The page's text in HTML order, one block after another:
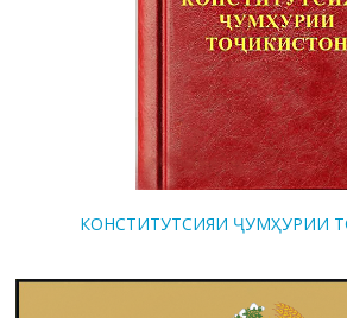
КОНСТИТУТСИЯИ ҶУМҲУРИИ